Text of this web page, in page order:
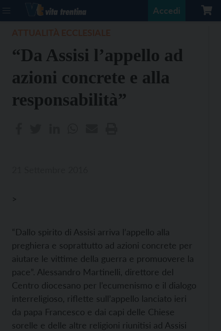
Accedi
“Da Assisi l’appello ad
azioni concrete e alla
responsabilità”
>
“Dallo spirito di Assisi arriva l’appello alla
preghiera e soprattutto ad azioni concrete per
aiutare le vittime della guerra e promuovere la
pace”. Alessandro Martinelli, direttore del
Centro diocesano per l’ecumenismo e il dialogo
interreligioso, riflette sull’appello lanciato ieri
da papa Francesco e dai capi delle Chiese
sorelle e delle altre religioni riunitisi ad Assisi